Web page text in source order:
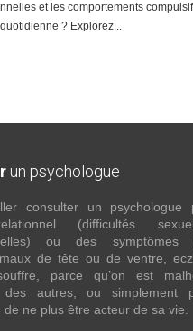
et les comportements
? Explorez...
un psychologue
consulter un psychologue
(difficultés
ou des symptômes
de tête ou de ventre,
parce qu’on est
des autres, ou simplement
de ne plus être acteur de sa vie.